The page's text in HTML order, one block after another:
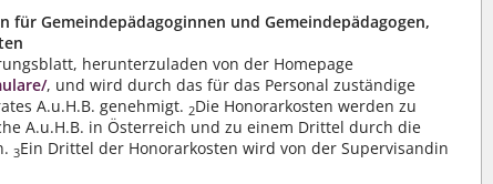
fürGemeindepädagoginnen und Gemeindepädagogen,
herunterzuladen von der Homepage
, und wird durch das für das Personal zuständige
A.u.H.B. genehmigt. 2Die Honorarkosten werden zu
A.u.H.B. in Österreich und zu einem Drittel durch die
3Ein Drittel der Honorarkosten wird von der Supervisandin